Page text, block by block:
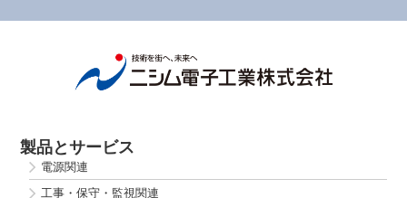
製品とサービス
電源関連
工事・保守・監視関連